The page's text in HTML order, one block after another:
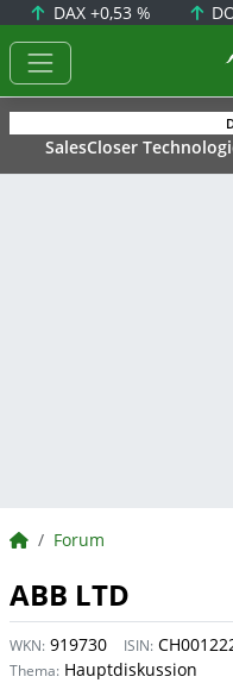
DAX +0,53 %
SalesCloser
BörsenNEWS.de
Forum
ABB LTD
WKN: 919730 ISIN:
Thema: Hauptdiskussion